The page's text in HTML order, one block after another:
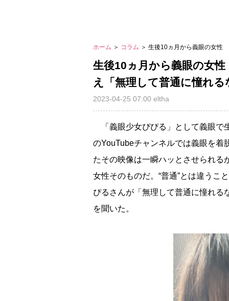
ホーム ＞ コラム ＞ 生後10ヵ月から義眼の女性
生後10ヵ月から義眼の女
え「無理して普通に憧れ
2023-04-25 07:00 eltha
「義眼少女ぴぴる」として義眼で
のYouTubeチャンネルでは義眼を着
たその映像は一瞬ハッとさせられる
女性そのものだ。“普通”とは違うこ
ぴるさんが「無理して普通に憧れる
を聞いた。